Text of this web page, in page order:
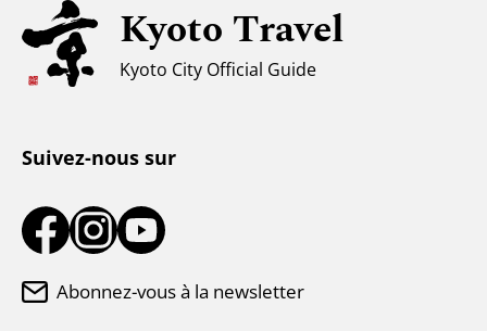
Climat et vêtements
Centre d'information touristique
Kyoto Travel
Kyoto City Official Guide
Suivez-nous sur
Abonnez-vous à la newsletter